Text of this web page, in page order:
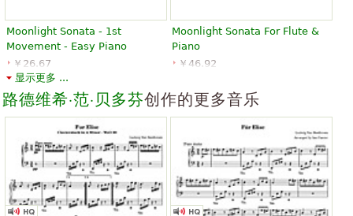
Moonlight Sonata - 1st
Movement - Easy Piano
￥26.67
Piano Solo, Easy Piano
Hal Leonard
Moonlight Sonata For Flute &
Piano
￥46.92
Santorella Publications
Moonlight Sonata
Adagio from the "Moonlight
显示更多 ...
路德维希·范·贝多芬创作的更多音乐